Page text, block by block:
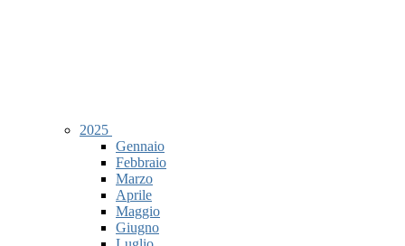
2025
Gennaio
Febbraio
Marzo
Aprile
Maggio
Giugno